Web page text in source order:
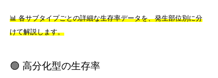
📊 各サブタイプごとの詳細な生存率データを、発生部位別に分
けて解説します。
🟢 高分化型の生存率